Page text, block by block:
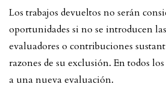
Los trabajos devueltos no serán
oportunidades si no se introducen
evaluadores o contribuciones
razones de su exclusión. En todos
a una nueva evaluación.